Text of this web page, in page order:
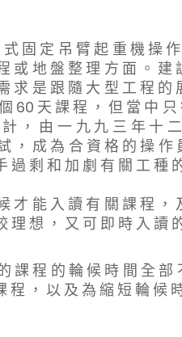
固 定 吊 臂 起 重 機 操
或 地 盤 整 理 方 面 。
求 是 跟 隨 大 型 工 程
60 天 課 程 ， 但 當 中
， 由 一 九 九 三 年 十
， 成 為 合 資 格 的 操
剩 和 加 劇 有 關 工 種
才 能 入 讀 有 關 課 程
理 想 ， 又 可 即 時 入 讀
課 程 的 輪 候 時 間 全
， 以 及 為 縮 短 輪 候